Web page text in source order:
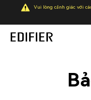
Vui lòng cảnh giác với